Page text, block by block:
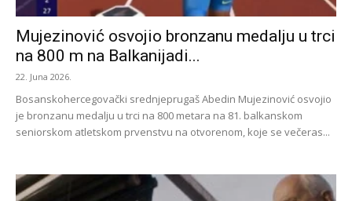
Mujezinović osvojio bronzanu medalju u trci
na 800 m na Balkanijadi...
22. Juna 2026.
Bosanskohercegovački srednjeprugaš Abedin Mujezinović osvojio
je bronzanu medalju u trci na 800 metara na 81. balkanskom
seniorskom atletskom prvenstvu na otvorenom, koje se večeras...